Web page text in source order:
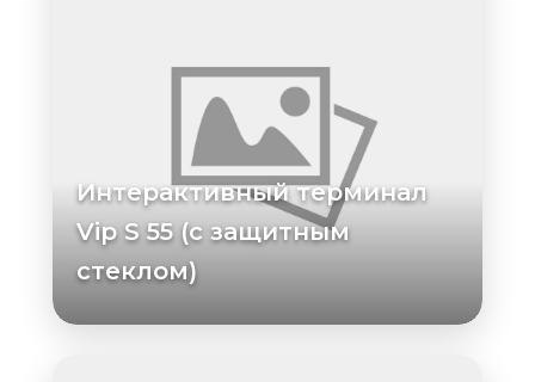
Интерактивный терминал
Vip S 55 (с защитным
стеклом)